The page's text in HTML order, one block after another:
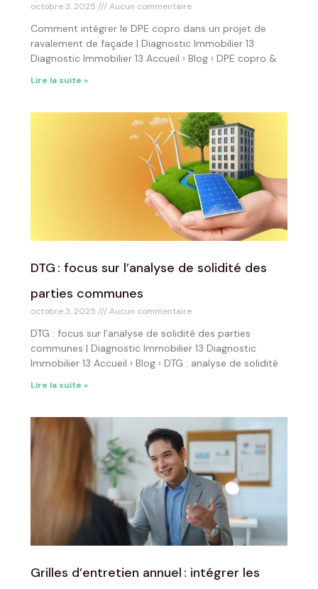
octobre 3, 2025 Aucun commentaire
Comment intégrer le DPE copro dans un projet de
ravalement de façade | Diagnostic Immobilier 13
Diagnostic Immobilier 13 Accueil › Blog › DPE copro &
Lire la suite »
DTG : focus sur l’analyse de solidité des
parties communes
octobre 3, 2025 Aucun commentaire
DTG : focus sur l’analyse de solidité des parties
communes | Diagnostic Immobilier 13 Diagnostic
Immobilier 13 Accueil › Blog › DTG : analyse de solidité
Lire la suite »
Grilles d’entretien annuel : intégrer les